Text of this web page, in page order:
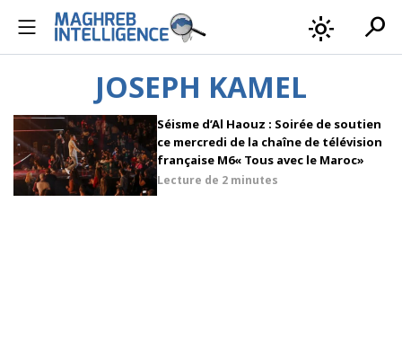
light_mode search
JOSEPH KAMEL
Séisme d’Al Haouz : Soirée de soutien
ce mercredi de la chaîne de télévision
française M6« Tous avec le Maroc»
Lecture de 2 minutes